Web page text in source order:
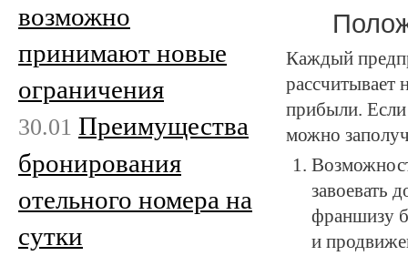
Каждый
рассчитывает
прибыли. Если
можно
завоевать
франшизу
и
возможно
принимают новые
ограничения
30.01 Преимущества
бронирования
отельного номера на
сутки